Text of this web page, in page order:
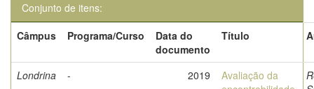
Conjunto de itens:
Câmpus
Programa/Curso
Data do
documento
Título
Londrina - 2019
Avaliação da